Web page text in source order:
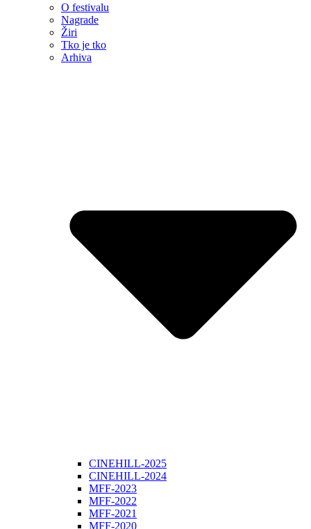
O festivalu
Nagrade
Žiri
Tko je tko
Arhiva
CINEHILL-2025
CINEHILL-2024
MFF-2023
MFF-2022
MFF-2021
MFF-2020